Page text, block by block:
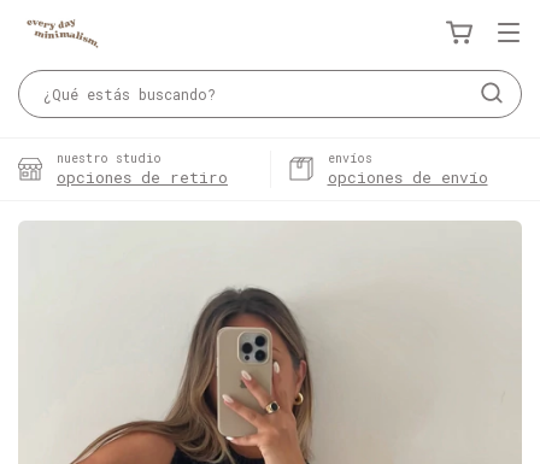
nuestro studio
opciones de retiro
envíos
opciones de envío